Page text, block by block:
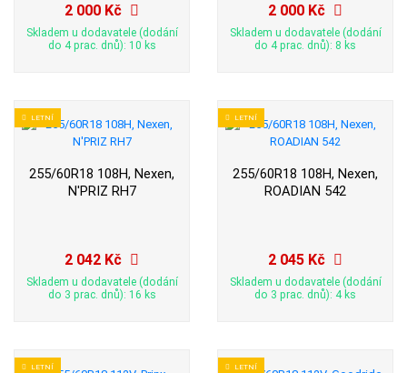
2 000 Kč
Skladem u dodavatele (dodání
do 4 prac. dnů): 10 ks
2 000 Kč
Skladem u dodavatele (dodání
do 4 prac. dnů): 8 ks
LETNÍ
255/60R18 108H, Nexen,
N'PRIZ RH7
2 042 Kč
Skladem u dodavatele (dodání
do 3 prac. dnů): 16 ks
LETNÍ
255/60R18 108H, Nexen,
ROADIAN 542
2 045 Kč
Skladem u dodavatele (dodání
do 3 prac. dnů): 4 ks
LETNÍ LETNÍ